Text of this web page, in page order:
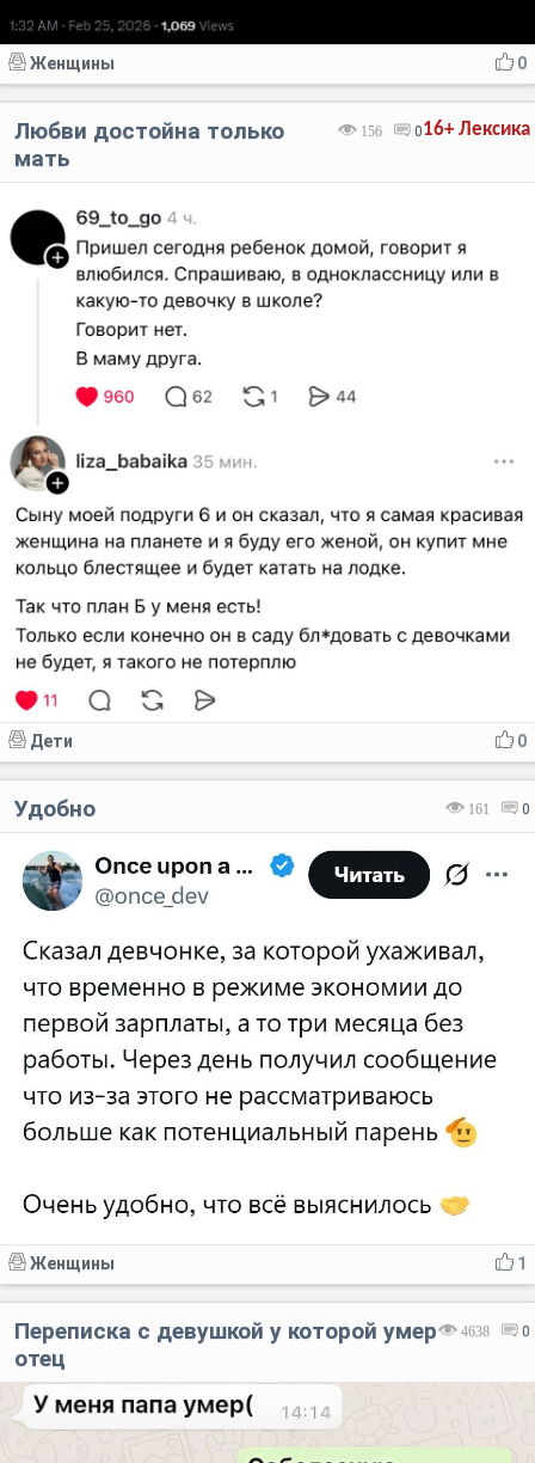
0
Женщины
Лексика
16+
156 0
Любви достойна только
мать
0
Дети
161 0
Удобно
1
Женщины
4638 0
Переписка с девушкой у которой умер
отец